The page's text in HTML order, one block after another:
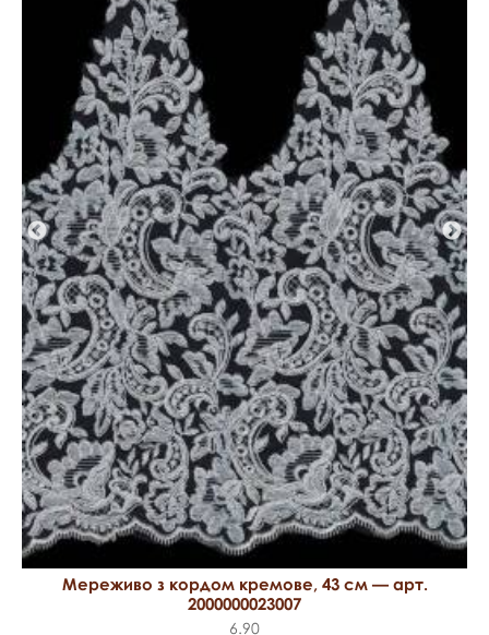
Мереживо з кордом кремове, 43 см — арт.
2000000023007
6.90